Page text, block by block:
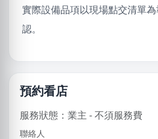
實際設備品項以現場點交清單
認。
預約看店
服務狀態：業主 - 不須服務費
聯絡人